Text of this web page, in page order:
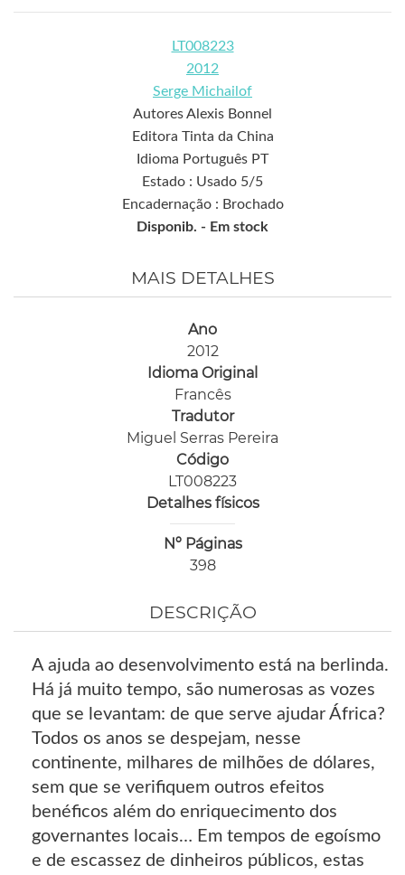
LT008223
2012
Serge Michailof
Autores Alexis Bonnel
Editora Tinta da China
Idioma Português PT
Estado : Usado 5/5
Encadernação : Brochado
Disponib. - Em stock
MAIS DETALHES
Ano
2012
Idioma Original
Francês
Tradutor
Miguel Serras Pereira
Código
LT008223
Detalhes físicos
Nº Páginas
398
DESCRIÇÃO
A ajuda ao desenvolvimento está na berlinda.
Há já muito tempo, são numerosas as vozes
que se levantam: de que serve ajudar África?
Todos os anos se despejam, nesse
continente, milhares de milhões de dólares,
sem que se verifiquem outros efeitos
benéficos além do enriquecimento dos
governantes locais… Em tempos de egoísmo
e de escassez de dinheiros públicos, estas